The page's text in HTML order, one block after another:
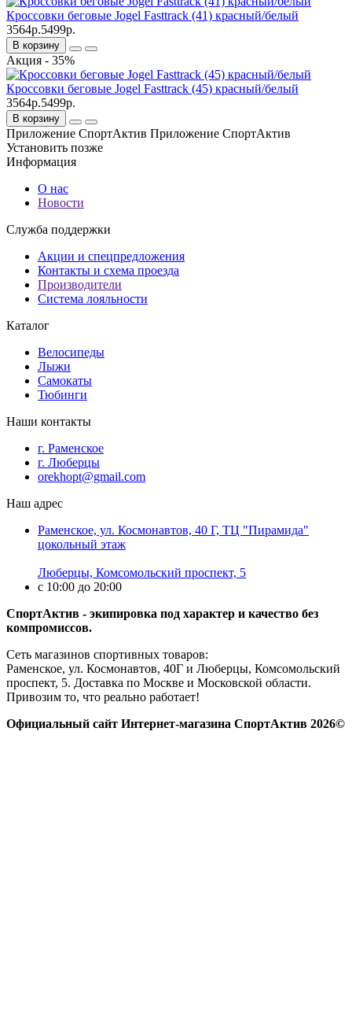
Кроссовки беговые Jogel Fasttrack (41) красный/белый
3564р.5499р.
В корзину
Акция - 35%
Кроссовки беговые Jogel Fasttrack (45) красный/белый
3564р.5499р.
В корзину
Приложение СпортАктив Приложение СпортАктив
Установить позже
Информация
О нас
Новости
Служба поддержки
Акции и спецпредложения
Контакты и схема проезда
Производители
Система лояльности
Каталог
Велосипеды
Лыжи
Самокаты
Тюбинги
Наши контакты
г. Раменское
г. Люберцы
orekhopt@gmail.com
Наш адрес
Раменское, ул. Космонавтов, 40 Г, ТЦ "Пирамида"
цокольный этаж
Люберцы, Комсомольский проспект, 5
с 10:00 до 20:00
СпортАктив - экипировка под характер и качество без
компромиссов.
Сеть магазинов спортивных товаров:
Раменское, ул. Космонавтов, 40Г и Люберцы, Комсомольский
проспект, 5. Доставка по Москве и Московской области.
Привозим то, что реально работает!
Официальный сайт Интернет-магазина СпортАктив 2026©